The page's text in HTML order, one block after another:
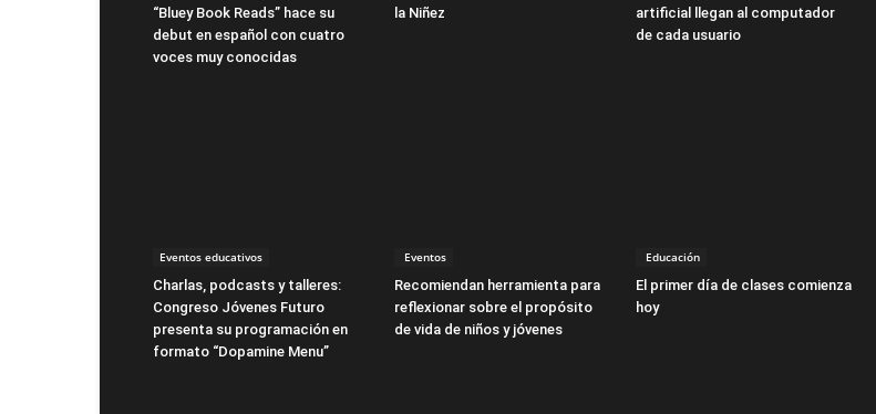
“Bluey Book Reads” hace su
debut en español con cuatro
voces muy conocidas
la Niñez
artificial llegan al computador
de cada usuario
Eventos educativos
Charlas, podcasts y talleres:
Congreso Jóvenes Futuro
presenta su programación en
formato “Dopamine Menu”
Eventos
Recomiendan herramienta para
reflexionar sobre el propósito
de vida de niños y jóvenes
Educación
El primer día de clases comienza
hoy